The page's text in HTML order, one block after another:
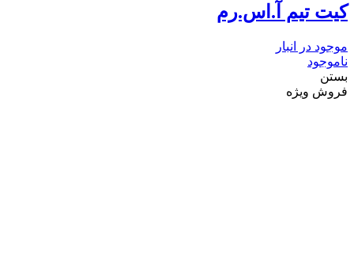
کیت تیم آ.اس.رم
موجود در انبار
ناموجود
بستن
فروش ویژه